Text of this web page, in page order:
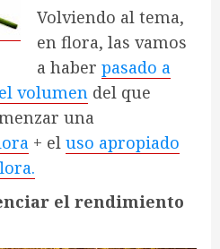
Volviendo al tema,
en flora, las vamos
a haber pasado a
volumen del que
una
+ el uso apropiado
el rendimiento